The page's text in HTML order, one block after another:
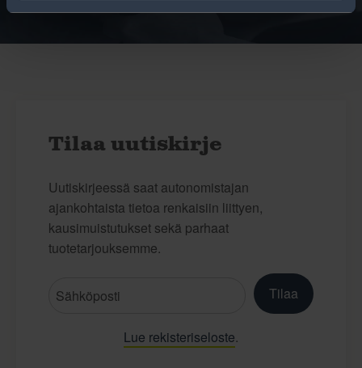
Tilaa uutiskirje
Uutiskirjeessä saat autonomistajan
ajankohtaista tietoa renkaisiin liittyen,
kausimuistutukset sekä parhaat
tuotetarjouksemme.
Tilaa
Lue rekisteriseloste.